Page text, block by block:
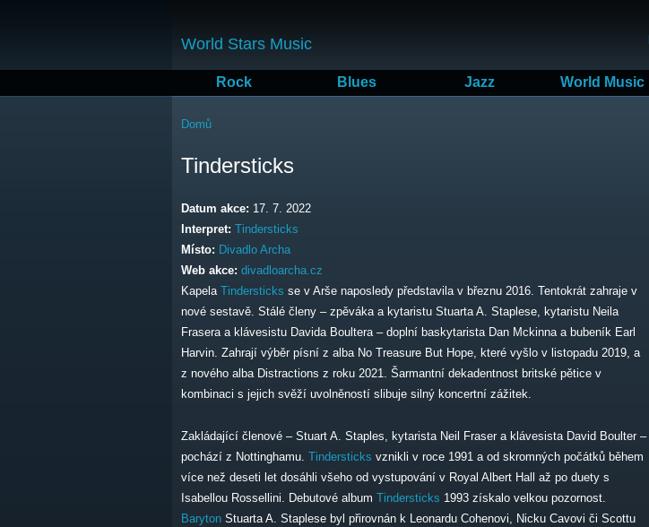
obsahu
World Stars Music
Rock Blues Jazz World Music
Jste zde
Domů
Tindersticks
Datum akce: 17. 7. 2022
Interpret: Tindersticks
Místo: Divadlo Archa
Web akce: divadloarcha.cz
Kapela Tindersticks se v Arše naposledy představila v březnu 2016. Tentokrát zahraje v
nové sestavě. Stálé členy – zpěváka a kytaristu Stuarta A. Staplese, kytaristu Neila
Frasera a klávesistu Davida Boultera – doplní baskytarista Dan Mckinna a bubeník Earl
Harvin. Zahrají výběr písní z alba No Treasure But Hope, které vyšlo v listopadu 2019, a
z nového alba Distractions z roku 2021. Šarmantní dekadentnost britské pětice v
kombinaci s jejich svěží uvolněností slibuje silný koncertní zážitek.
Zakládající členové – Stuart A. Staples, kytarista Neil Fraser a klávesista David Boulter –
pochází z Nottinghamu. Tindersticks vznikli v roce 1991 a od skromných počátků během
více než deseti let dosáhli všeho od vystupování v Royal Albert Hall až po duety s
Isabellou Rossellini. Debutové album Tindersticks 1993 získalo velkou pozornost.
Baryton Stuarta A. Staplese byl přirovnán k Leonardu Cohenovi, Nicku Cavovi či Scottu